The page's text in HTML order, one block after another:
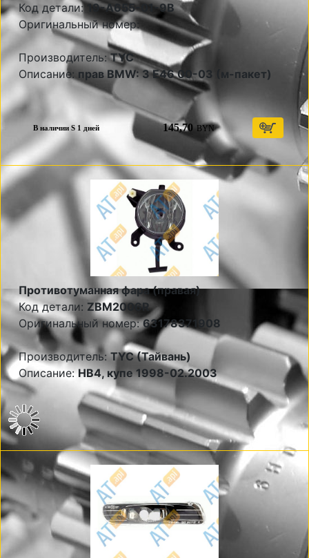
Код детали: 19-A655-01-9B
Оригинальный номер:
Производитель:TYC
Описание: прав BMW: 3 E46 00-03 (м-пакет)
В наличии S 1 дней 145,70 BYN
Противотуманная фара (правая)
Код детали: ZBM2006R
Оригинальный номер:63178371908
Производитель:TYC (Тайвань)
Описание:НВ4, купе 1998-02.2003